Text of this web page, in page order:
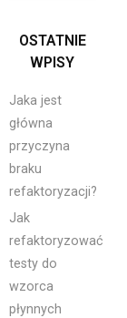
OSTATNIE
WPISY
Jaka jest
główna
przyczyna
braku
refaktoryzacji?
Jak
refaktoryzować
testy do
wzorca
płynnych